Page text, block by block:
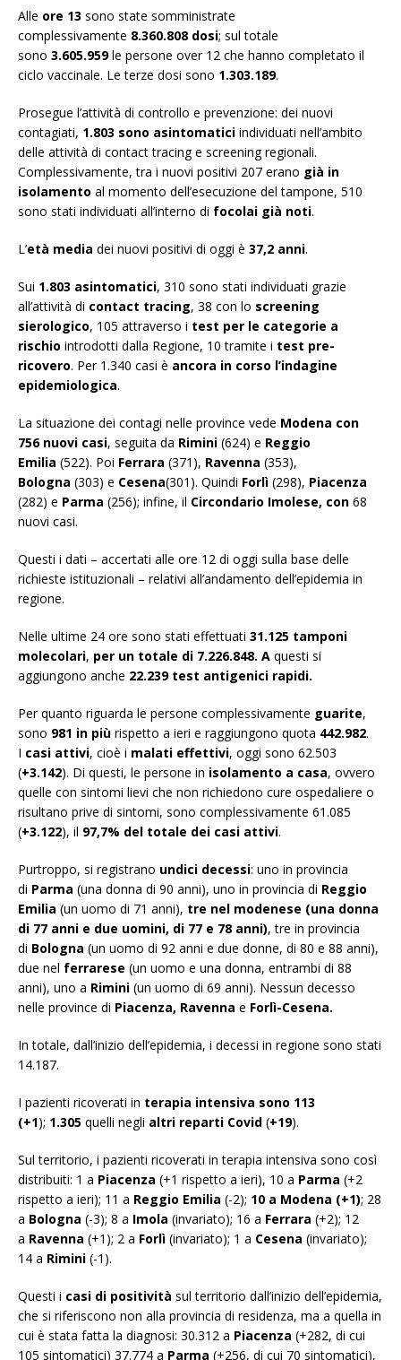
Alle ore 13 sono state somministrate
complessivamente 8.360.808 dosi; sul totale
sono 3.605.959le persone over 12 che hanno completato il
ciclo vaccinale. Le terze dosi sono 1.303.189.
Prosegue l’attività di controllo e prevenzione: dei nuovi
contagiati, 1.803 sono asintomatici individuati nell’ambito
delle attività di contact tracing e screening regionali.
Complessivamente, tra i nuovi positivi 207 erano già in
isolamento al momento dell’esecuzione del tampone, 510
sono stati individuati all’interno di focolai già noti.
L’età media dei nuovi positivi di oggi è 37,2 anni.
Sui 1.803 asintomatici, 310 sono stati individuati grazie
all’attività di contact tracing, 38 con lo screening
sierologico, 105 attraverso i test per le categorie a
rischio introdotti dalla Regione, 10 tramite i test pre-
ricovero. Per 1.340 casi è ancora in corso l’indagine
epidemiologica.
La situazione dei contagi nelle province vede Modena con
756 nuovi casi, seguita da Rimini (624) e Reggio
Emilia (522). Poi Ferrara (371), Ravenna (353),
Bologna (303) e Cesena(301). Quindi Forlì (298), Piacenza
(282) e Parma (256); infine, il Circondario Imolese, con 68
nuovi casi.
Questi i dati – accertati alle ore 12 di oggi sulla base delle
richieste istituzionali – relativi all’andamento dell’epidemia in
regione.
Nelle ultime 24 ore sono stati effettuati 31.125 tamponi
molecolari, per un totale di 7.226.848. A questi si
aggiungono anche 22.239 test antigenici rapidi.
Per quanto riguarda le persone complessivamente guarite,
sono 981 in più rispetto a ieri e raggiungono quota 442.982.
I casi attivi, cioè i malati effettivi, oggi sono 62.503
(+3.142). Di questi, le persone in isolamento a casa, ovvero
quelle con sintomi lievi che non richiedono cure ospedaliere o
risultano prive di sintomi, sono complessivamente 61.085
(+3.122), il 97,7% del totale dei casi attivi.
Purtroppo, si registrano undici decessi: uno in provincia
di Parma (una donna di 90 anni), uno in provincia di Reggio
Emilia (un uomo di 71 anni), tre nel modenese (una donna
di 77 anni e due uomini, di 77 e 78 anni), tre in provincia
di Bologna (un uomo di 92 anni e due donne, di 80 e 88 anni),
due nel ferrarese (un uomo e una donna, entrambi di 88
anni), uno a Rimini (un uomo di 69 anni). Nessun decesso
nelle province di Piacenza, Ravenna e Forlì-Cesena.
In totale, dall’inizio dell’epidemia, i decessi in regione sono stati
14.187.
I pazienti ricoverati in terapia intensiva sono 113
(+1); 1.305 quelli negli altri reparti Covid (+19).
Sul territorio, i pazienti ricoverati in terapia intensiva sono così
distribuiti: 1 a Piacenza (+1 rispetto a ieri), 10 a Parma (+2
rispetto a ieri); 11 a Reggio Emilia (-2); 10 a Modena (+1); 28
a Bologna (-3); 8 a Imola (invariato); 16 a Ferrara (+2); 12
a Ravenna (+1); 2 a Forlì (invariato); 1 a Cesena (invariato);
14 a Rimini (-1).
Questi i casi di positività sul territorio dall’inizio dell’epidemia,
che si riferiscono non alla provincia di residenza, ma a quella in
cui è stata fatta la diagnosi: 30.312 a Piacenza (+282, di cui
105 sintomatici) 37.774 a Parma (+256, di cui 70 sintomatici),